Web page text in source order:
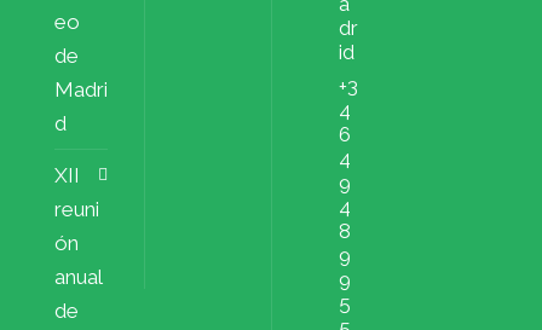
eo
de
Madri
d
XII
reuni
ón
anual
de
dr
id
+3
4
6
4
9
4
8
9
9
5